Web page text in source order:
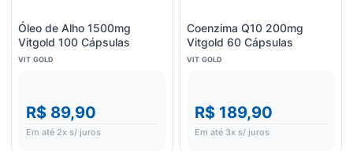
Óleo de Alho 1500mg
Vitgold 100 Cápsulas
VIT GOLD
R$ 89,90
Em até 2x s/ juros
Coenzima Q10 200mg
Vitgold 60 Cápsulas
VIT GOLD
R$ 189,90
Em até 3x s/ juros